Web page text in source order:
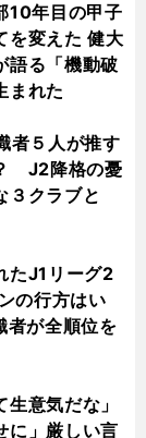
10年目の甲子
を変えた 健大
語る「機動破
まれた
５人が推す
J2降格の憂
３クラブと
たJ1リーグ2
の行方はい
が全順位を
生意気だな」
に」厳しい言